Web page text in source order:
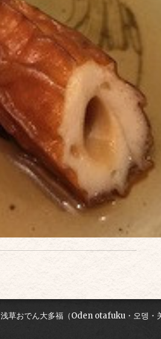
浅草おでん大多福（Oden otafuku・오뎅・